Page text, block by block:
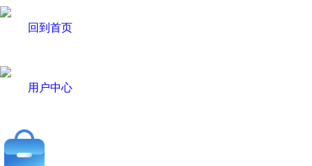
回到首页
用户中心